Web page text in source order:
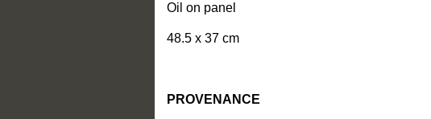
Oil on panel
48.5 x 37 cm
PROVENANCE